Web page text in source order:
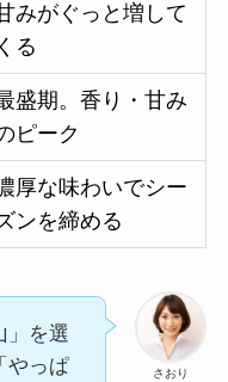
みがぐっと増して
くる
盛期。香り・甘み
ピーク
厚な味わいでシー
ンを締める
さおり
」を選
やっぱ